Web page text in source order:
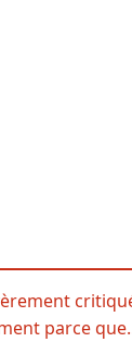
parce